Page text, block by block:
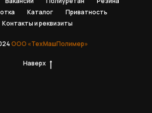
Каталог
Приватность
Контакты и реквизиты
ООО «ТехМашПолимер»
Наверх